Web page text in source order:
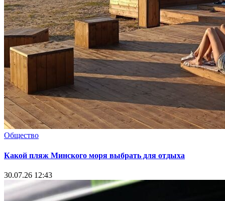
Общество
Какой пляж Минского моря выбрать для отдыха
30.07.26 12:43